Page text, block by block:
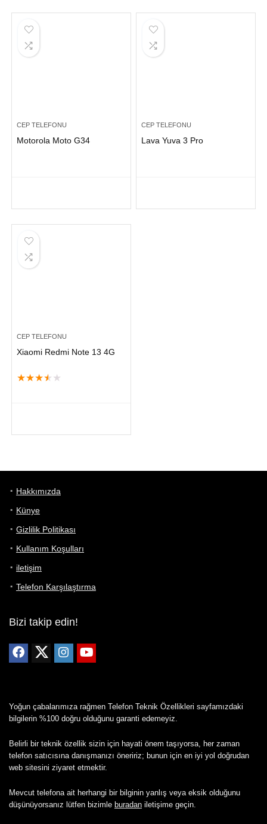
CEP TELEFONU
Motorola Moto G34
CEP TELEFONU
Lava Yuva 3 Pro
CEP TELEFONU
Xiaomi Redmi Note 13 4G
★★★★ ★
Hakkımızda
Künye
Gizlilik Politikası
Kullanım Koşulları
iletişim
Telefon Karşılaştırma
Bizi takip edin!
Yoğun çabalarımıza rağmen Telefon Teknik Özellikleri sayfamızdaki
bilgilerin %100 doğru olduğunu garanti edemeyiz.
Belirli bir teknik özellik sizin için hayati önem taşıyorsa, her zaman
telefon satıcısına danışmanızı öneririz; bunun için en iyi yol doğrudan
web sitesini ziyaret etmektir.
Mevcut telefona ait herhangi bir bilginin yanlış veya eksik olduğunu
düşünüyorsanız lütfen bizimle buradan iletişime geçin.